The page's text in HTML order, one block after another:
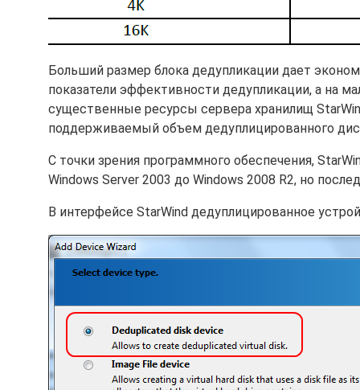
Больший размер блока дедупликации дает
показатели эффективности дедупликации, а на
существенные ресурсы сервера хранилищ
поддерживаемый объем дедуплицированного
С точки зрения программного обеспечения,
Windows Server 2003 до Windows 2008 R2, но
В интерфейсе StarWind дедуплицированное